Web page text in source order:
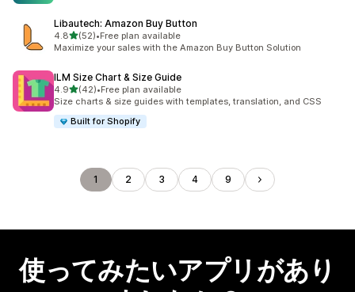
Libautech: Amazon Buy Button
4.85つ星中
(52)
合計レビュー数：52件
•Free plan available
Maximize your sales with the Amazon Buy Button Solution
ILM Size Chart & Size Guide
4.95つ星中
(42)
合計レビュー数：42件
•Free plan available
Size charts & size guides with templates, translation, and CSS
Built for Shopify
1 2 3 4 9
使ってみたいアプリがあり